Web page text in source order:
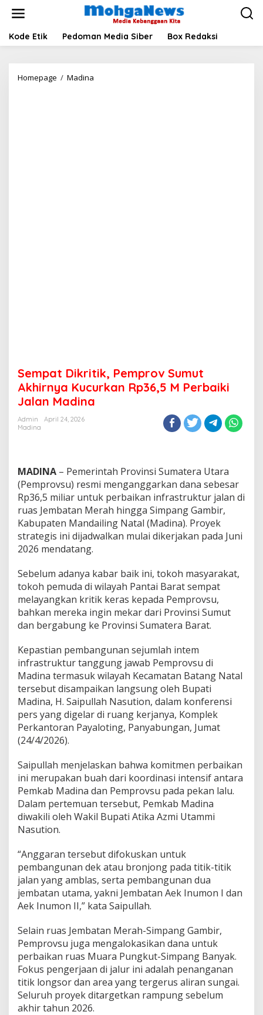
Kode Etik Pedoman Media Siber Box Redaksi
Homepage / Madina
Sempat Dikritik, Pemprov Sumut
Akhirnya Kucurkan Rp36,5 M Perbaiki
Jalan Madina
Admin
April 24, 2026
Madina
MADINA – Pemerintah Provinsi Sumatera Utara
(Pemprovsu) resmi menganggarkan dana sebesar
Rp36,5 miliar untuk perbaikan infrastruktur jalan di
ruas Jembatan Merah hingga Simpang Gambir,
Kabupaten Mandailing Natal (Madina). Proyek
strategis ini dijadwalkan mulai dikerjakan pada Juni
2026 mendatang.
Sebelum adanya kabar baik ini, tokoh masyarakat,
tokoh pemuda di wilayah Pantai Barat sempat
melayangkan kritik keras kepada Pemprovsu,
bahkan mereka ingin mekar dari Provinsi Sumut
dan bergabung ke Provinsi Sumatera Barat.
Kepastian pembangunan sejumlah intem
infrastruktur tanggung jawab Pemprovsu di
Madina termasuk wilayah Kecamatan Batang Natal
tersebut disampaikan langsung oleh Bupati
Madina, H. Saipullah Nasution, dalam konferensi
pers yang digelar di ruang kerjanya, Komplek
Perkantoran Payaloting, Panyabungan, Jumat
(24/4/2026).
Saipullah menjelaskan bahwa komitmen perbaikan
ini merupakan buah dari koordinasi intensif antara
Pemkab Madina dan Pemprovsu pada pekan lalu.
Dalam pertemuan tersebut, Pemkab Madina
diwakili oleh Wakil Bupati Atika Azmi Utammi
Nasution.
“Anggaran tersebut difokuskan untuk
pembangunan dek atau bronjong pada titik-titik
jalan yang amblas, serta pembangunan dua
jembatan utama, yakni Jembatan Aek Inumon I dan
Aek Inumon II,” kata Saipullah.
Selain ruas Jembatan Merah-Simpang Gambir,
Pemprovsu juga mengalokasikan dana untuk
perbaikan ruas Muara Pungkut-Simpang Banyak.
Fokus pengerjaan di jalur ini adalah penanganan
titik longsor dan area yang tergerus aliran sungai.
Seluruh proyek ditargetkan rampung sebelum
akhir tahun 2026.